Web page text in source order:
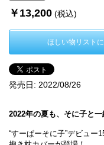
￥13,200 (税込)
ほしい物リスト
発売日: 2022/08/26
2022年の夏も、そに子と一
“すーぱーそに子”デビュー